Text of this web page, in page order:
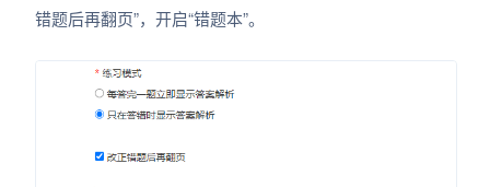
错题后再翻页”，开启“错题本”。